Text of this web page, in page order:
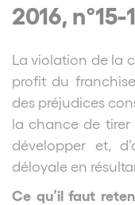
2016, n°15-
La violation de la
profit du
des préjudices
la chance de
développer et,
déloyale en
Ce qu’il faut